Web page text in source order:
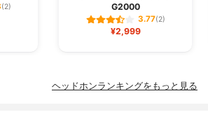
(2)
G2000
3.77(2)
¥2,999
ヘッドホンランキングをもっと見る